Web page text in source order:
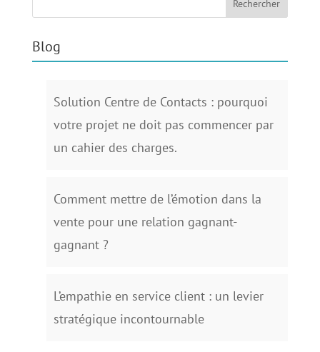
Blog
Solution Centre de Contacts : pourquoi
votre projet ne doit pas commencer par
un cahier des charges.
Comment mettre de l’émotion dans la
vente pour une relation gagnant-
gagnant ?
L’empathie en service client : un levier
stratégique incontournable